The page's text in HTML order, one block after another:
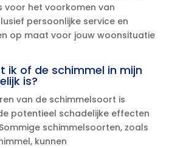
voor het voorkomen van
persoonlijke service en
op maat voor jouw woonsituatie
ik of de schimmel in mijn
is?
van de schimmelsoort is
potentieel schadelijke effecten
schimmelsoorten, zoals
kunnen